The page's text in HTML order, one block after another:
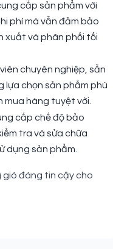
cấp sản phẩm với
phí mà vẫn đảm bảo
xuất và phân phối tối
chuyên nghiệp, sẵn
lựa chọn sản phẩm phù
mua hàng tuyệt vời.
cấp chế độ bảo
tra và sửa chữa
dụng sản phẩm.
gió đáng tin cậy cho